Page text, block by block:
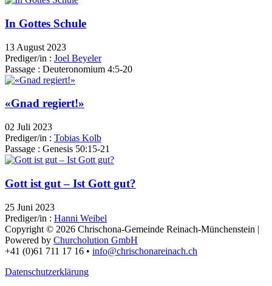
In Gottes Schule
13 August 2023
Prediger/in : Joel Beyeler
Passage : Deuteronomium 4:5-20
«Gnad regiert!»
02 Juli 2023
Prediger/in : Tobias Kolb
Passage : Genesis 50:15-21
Gott ist gut – Ist Gott gut?
25 Juni 2023
Prediger/in : Hanni Weibel
Copyright © 2026 Chrischona-Gemeinde Reinach-Münchenstein |
Powered by Churcholution GmbH
+41 (0)61 711 17 16 • info@chrischonareinach.ch
Datenschutzerklärung